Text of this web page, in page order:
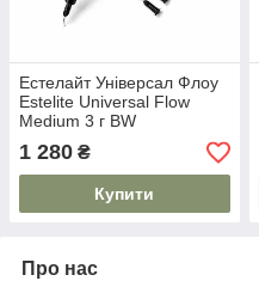
Естелайт Універсал Флоу
Estelite Universal Flow
Medium 3 г BW
1 280 ₴
Купити
Про нас